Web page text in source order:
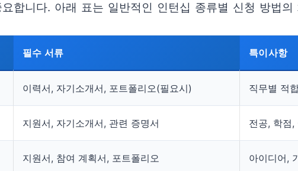
합니다. 아래 표는 일반적인 인턴십 종류별 신청 방법의
필수 서류 특이사항
이력서, 자기소개서, 포트폴리오(필요시) 직무별 적
지원서, 자기소개서, 관련 증명서 전공, 학점
지원서, 참여 계획서, 포트폴리오 아이디어,